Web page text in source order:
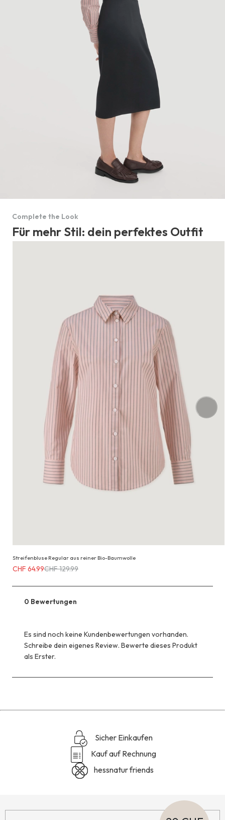
Complete the Look
Für mehr Stil: dein perfektes Outfit
Streifenbluse Regular aus reiner Bio-Baumwolle
Erhältlich
CHF 64.99
anstatt
CHF 129.99
CHF 64.99CHF 129.99
0 Bewertungen
Es sind noch keine Kundenbewertungen vorhanden.
Schreibe dein eigenes Review. Bewerte dieses Produkt
als Erster.
Sicher Einkaufen
Kauf auf Rechnung
hessnatur friends